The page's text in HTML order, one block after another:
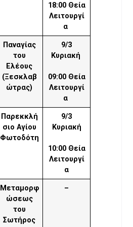
18:00 Θεία
Λειτουργί
α
Παναγίας
του
Ελέους
(Ξεσκλαβ
ώτρας)
9/3
Κυριακή
09:00 Θεία
Λειτουργί
α
Παρεκκλή
σιο Αγίου
Φωτοδότη
9/3
Κυριακή
10:00 Θεία
Λειτουργί
α
Μεταμορφ
ώσεως
του
Σωτήρος
–